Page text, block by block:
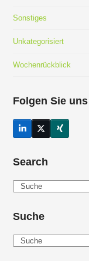
Sonstiges
Unkategorisiert
Wochenrückblick
Folgen Sie uns
LinkedInTwitter
(deprecated)
Xing
Search
Search
Suche
Search